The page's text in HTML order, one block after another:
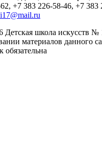
+7 383 226-58-46, +7 383
школа искусств №
материалов данного
обязательна